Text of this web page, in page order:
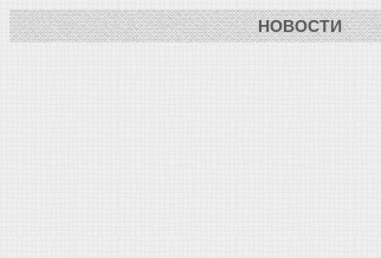
НОВОСТИ